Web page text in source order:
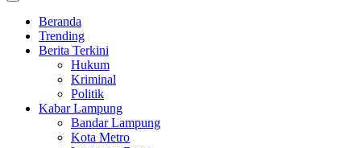
Beranda
Trending
Berita Terkini
Hukum
Kriminal
Politik
Kabar Lampung
Bandar Lampung
Kota Metro